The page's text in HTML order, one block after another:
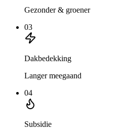
Gezonder & groener
03
Dakbedekking
Langer meegaand
04
Subsidie